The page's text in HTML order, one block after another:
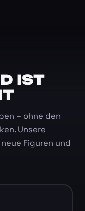
IST
– ohne den
Unsere
Figuren und